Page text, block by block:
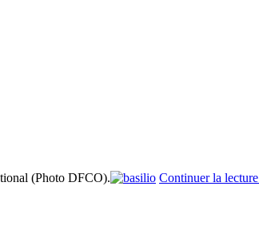
(Photo DFCO). Continuer la lecture